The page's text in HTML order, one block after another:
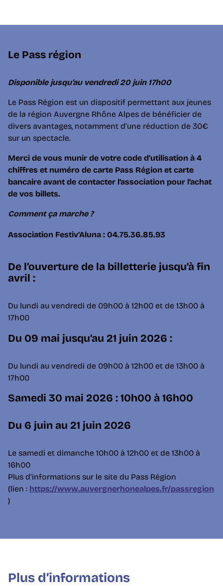
Le Pass région
Disponible jusqu’au vendredi 20 juin 17h00
Le Pass Région est un dispositif permettant aux jeunes
de la région Auvergne Rhône Alpes de bénéficier de
divers avantages, notamment d’une réduction de 30€
sur un spectacle.
Merci de vous munir de votre code d’utilisation à 4
chiffres et numéro de carte Pass Région et carte
bancaire avant de contacter l’association pour l’achat
de vos billets.
Comment ça marche ?
Association Festiv’Aluna : 04.75.36.85.93
De l’ouverture de la billetterie jusqu’à fin
avril :
Du lundi au vendredi de 09h00 à 12h00 et de 13h00 à
17h00
Du 09 mai jusqu’au 21 juin 2026 :
Du lundi au vendredi de 09h00 à 12h00 et de 13h00 à
17h00
Samedi 30 mai 2026 : 10h00 à 16h00
Du 6 juin au 21 juin 2026
Le samedi et dimanche 10h00 à 12h00 et de 13h00 à
16h00
Plus d’informations sur le site du Pass Région
(lien : https://www.auvergnerhonealpes.fr/passregion
)
Plus d’informations